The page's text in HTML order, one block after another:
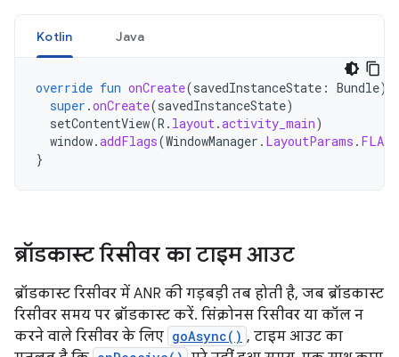
Kotlin Java
override fun onCreate(savedInstanceState : Bundle)
super .onCreate(savedInstanceState)
setContentView(R . layout.activity_main)
window.addFlags(WindowManager . LayoutParams .
}
ब्रॉडकास्ट रिसीवर का टाइम आउट
ब्रॉडकास्ट रिसीवर में ANR की गड़बड़ी तब होती है, जब ब्रॉडकास्ट
रिसीवर समय पर ब्रॉडकास्ट करें. सिंक्रोनस रिसीवर या कॉल न
करने वाले रिसीवर के लिए goAsync() , टाइम आउट का